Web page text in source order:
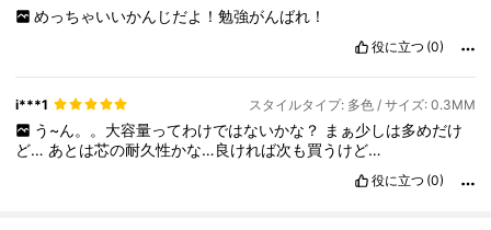
めっちゃいいかんじだよ！勉強がんばれ！
役に立つ (0)
i***1 スタイルタイプ: 多色 / サイズ: 0.3MM
う~ん。。大容量ってわけではないかな？ まぁ少しは多めだけ
ど… あとは芯の耐久性かな…良ければ次も買うけど…
役に立つ (0)